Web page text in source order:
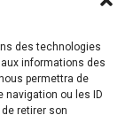
des technologies
informations des
permettra de
navigation ou les ID
retirer son